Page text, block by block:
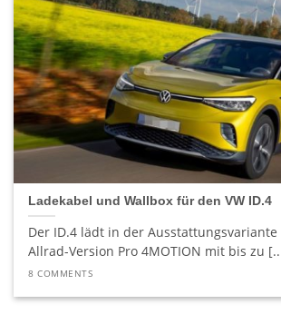
Ladekabel und Wallbox für den VW ID.4
Der ID.4 lädt in der
Allrad-Version Pro 4MOTION mit bis zu
8 COMMENTS